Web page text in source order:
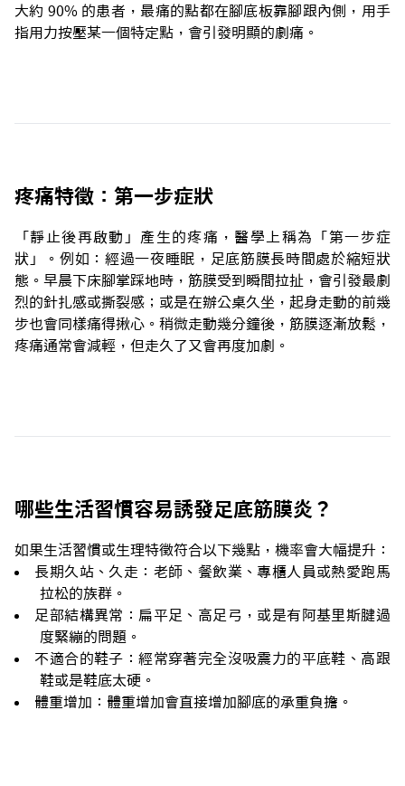
大約 90% 的患者，最痛的點都在腳底板靠腳跟內側，用手
指用力按壓某一個特定點，會引發明顯的劇痛。
疼痛特徵：第一步症狀
「靜止後再啟動」產生的疼痛，醫學上稱為「第一步症
狀」。例如：經過一夜睡眠，足底筋膜長時間處於縮短狀
態。早晨下床腳掌踩地時，筋膜受到瞬間拉扯，會引發最劇
烈的針扎感或撕裂感；或是在辦公桌久坐，起身走動的前幾
步也會同樣痛得揪心。稍微走動幾分鐘後，筋膜逐漸放鬆，
疼痛通常會減輕，但走久了又會再度加劇。
哪些生活習慣容易誘發足底筋膜炎？
如果生活習慣或生理特徵符合以下幾點，機率會大幅提升：
長期久站、久走：老師、餐飲業、專櫃人員或熱愛跑馬
拉松的族群。
足部結構異常：扁平足、高足弓，或是有阿基里斯腱過
度緊繃的問題。
不適合的鞋子：經常穿著完全沒吸震力的平底鞋、高跟
鞋或是鞋底太硬。
體重增加：體重增加會直接增加腳底的承重負擔。